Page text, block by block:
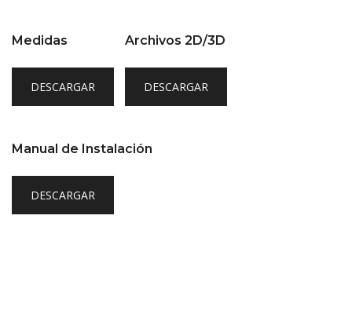
Medidas
DESCARGAR
Archivos 2D/3D
DESCARGAR
Manual de Instalación
DESCARGAR